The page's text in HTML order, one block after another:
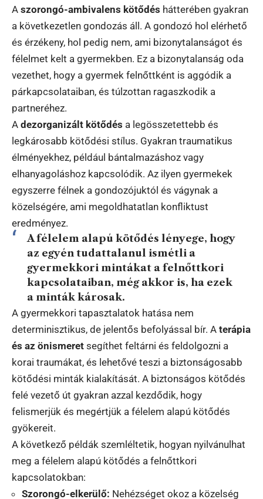
A szorongó-ambivalens kötődés hátterében gyakran
a következetlen gondozás áll. A gondozó hol elérhető
és érzékeny, hol pedig nem, ami bizonytalanságot és
félelmet kelt a gyermekben. Ez a bizonytalanság oda
vezethet, hogy a gyermek felnőttként is aggódik a
párkapcsolataiban, és túlzottan ragaszkodik a
partneréhez.
A dezorganizált kötődés a legösszetettebb és
legkárosabb kötődési stílus. Gyakran traumatikus
élményekhez, például bántalmazáshoz vagy
elhanyagoláshoz kapcsolódik. Az ilyen gyermekek
egyszerre félnek a gondozójuktól és vágynak a
közelségére, ami megoldhatatlan konfliktust
eredményez.
A félelem alapú kötődés lényege, hogy
az egyén tudattalanul ismétli a
gyermekkori mintákat a felnőttkori
kapcsolataiban, még akkor is, ha ezek
a minták károsak.
A gyermekkori tapasztalatok hatása nem
determinisztikus, de jelentős befolyással bír. A terápia
és az önismeret segíthet feltárni és feldolgozni a
korai traumákat, és lehetővé teszi a biztonságosabb
kötődési minták kialakítását. A biztonságos kötődés
felé vezető út gyakran azzal kezdődik, hogy
felismerjük és megértjük a félelem alapú kötődés
gyökereit.
A következő példák szemléltetik, hogyan nyilvánulhat
meg a félelem alapú kötődés a felnőttkori
kapcsolatokban:
Szorongó-elkerülő: Nehézséget okoz a közelség